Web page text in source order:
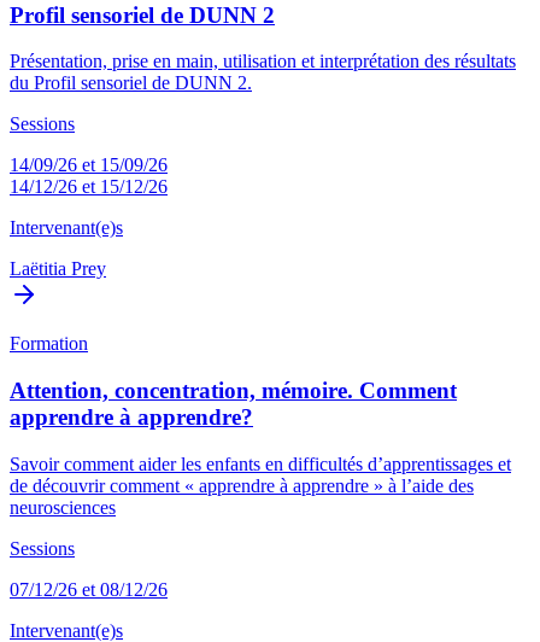
Profil sensoriel de DUNN 2
Présentation, prise en main, utilisation et interprétation des résultats
du Profil sensoriel de DUNN 2.
Sessions
14/09/26 et 15/09/26
14/12/26 et 15/12/26
Intervenant(e)s
Laëtitia Prey
Formation
Attention, concentration, mémoire. Comment
apprendre à apprendre?
Savoir comment aider les enfants en difficultés d’apprentissages et
de découvrir comment « apprendre à apprendre » à l’aide des
neurosciences
Sessions
07/12/26 et 08/12/26
Intervenant(e)s